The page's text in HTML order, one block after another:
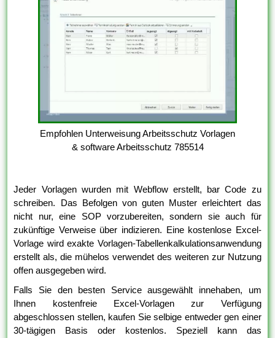
Empfohlen Unterweisung Arbeitsschutz Vorlagen
& software Arbeitsschutz 785514
Jeder Vorlagen wurden mit Webflow erstellt, bar Code zu
schreiben. Das Befolgen von guten Muster erleichtert das
nicht nur, eine SOP vorzubereiten, sondern sie auch für
zukünftige Verweise über indizieren. Eine kostenlose Excel-
Vorlage wird exakte Vorlagen-Tabellenkalkulationsanwendung
erstellt als, die mühelos verwendet des weiteren zur Nutzung
offen ausgegeben wird.
Falls Sie den besten Service ausgewählt innehaben, um
Ihnen kostenfreie Excel-Vorlagen zur Verfügung
abgeschlossen stellen, kaufen Sie selbige entweder gen einer
30-tägigen Basis oder kostenlos. Speziell kann das